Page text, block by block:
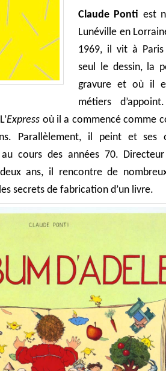
Claude Ponti est
Lunéville en
1969, il vit à
seul le dessin, la
gravure et où il
métiers
Express où il a commencé comme
Parallèlement, il peint et ses
cours des années 70.
deux ans, il rencontre de
secrets de fabrication d’un livre.